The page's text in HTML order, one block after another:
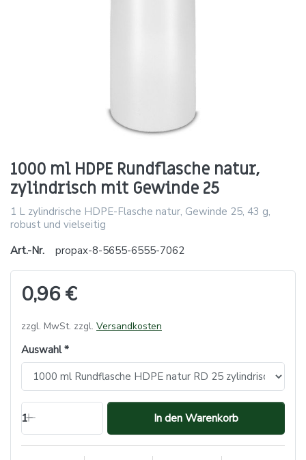
1000 ml HDPE Rundflasche natur,
zylindrisch mit Gewinde 25
1 L zylindrische HDPE-Flasche natur, Gewinde 25, 43 g,
robust und vielseitig
Art.-Nr.
propax-8-5655-6555-7062
0,96 €
zzgl. MwSt. zzgl. Versandkosten
Auswahl
1 In den Warenkorb